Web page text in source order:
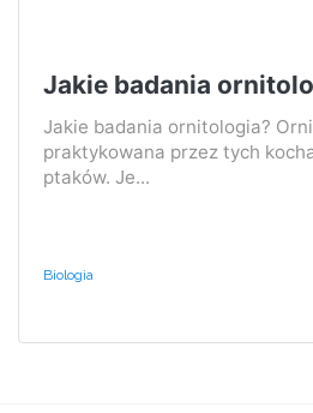
Jakie badania
Jakie badania ornitologia?
praktykowana przez tych
ptaków. Je...
Biologia